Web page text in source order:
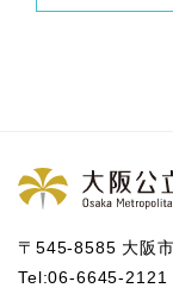
〒545-8585 大阪
Tel:06-6645-2121